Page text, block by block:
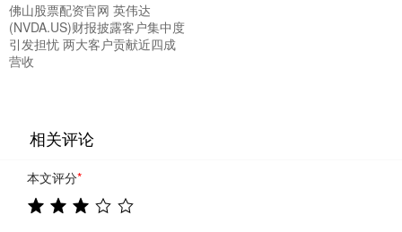
佛山股票配资官网 英伟达
(NVDA.US)财报披露客户集中度
引发担忧 两大客户贡献近四成
营收
相关评论
本文评分*